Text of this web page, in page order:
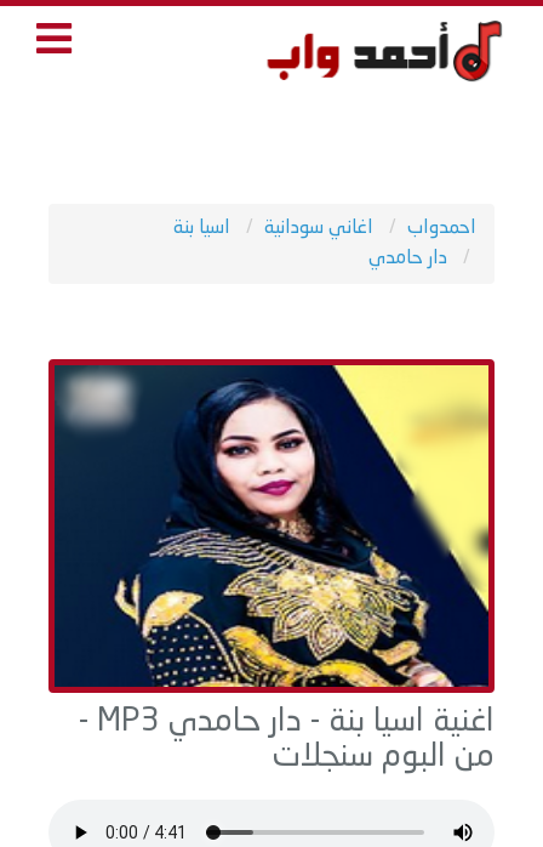
احمدواب اغاني سودانية
اسيا بنة
دار حامدي
اغنية اسيا بنة - دار حامدي MP3 -
من البوم سنجلات